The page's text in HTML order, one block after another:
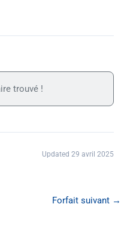
trouvé !
Updated 29 avril 2025
Forfait suivant →